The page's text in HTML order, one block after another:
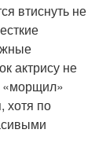
втиснуть не
актрису не
«морщил»
хотя по